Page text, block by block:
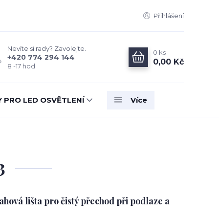
Přihlášení
Nevíte si rady? Zavolejte.
+420 774 294 144
8 -17 hod
0 ks
0,00 Kč
PRO LED OSVĚTLENÍ Více
lišta pro čistý přechod při podlaze a